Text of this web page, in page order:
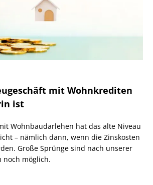
mit Wohnkrediten
ist
Wohnbaudarlehen hat das alte Niveau
– nämlich dann, wenn die Zinskosten
Große Sprünge sind nach unserer
noch möglich.